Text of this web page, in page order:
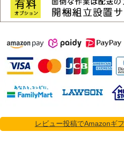
レビュー投稿でAmazonギ